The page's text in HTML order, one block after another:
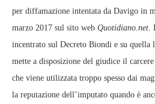
per diffamazione intentata da Davigo in
marzo 2017 sul sito web Quotidiano.net.
incentrato sul Decreto Biondi e su quella
mette a disposizione del giudice il
che viene utilizzata troppo spesso dai
la reputazione dell’imputato quando è